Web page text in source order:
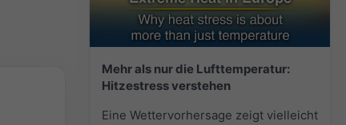
Mehr als nur die Lufttemperatur:
Hitzestress verstehen
Eine Wettervorhersage zeigt vielleicht